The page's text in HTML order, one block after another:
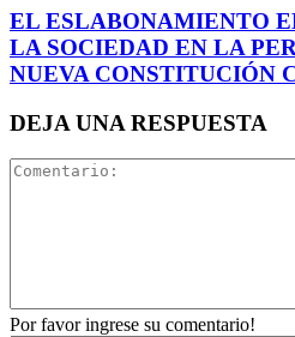
EL ESLABONAMIENTO
LA SOCIEDAD EN LA
NUEVA CONSTITUCIÓN
DEJA UNA RESPUESTA
Por favor ingrese su comentario!